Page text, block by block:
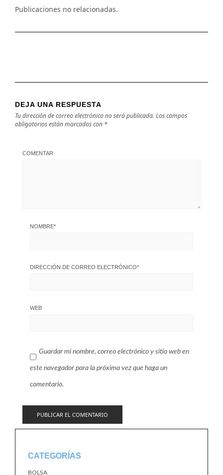
Publicaciones no relacionadas.
DEJA UNA RESPUESTA
Tu dirección de correo electrónico no será publicada. Los campos
obligatorios están marcados con *
COMENTAR
NOMBRE*
DIRECCIÓN DE CORREO ELECTRÓNICO*
WEB
Guardar mi nombre, correo electrónico y sitio web en
este navegador para la próxima vez que haga un
comentario.
CATEGORÍAS
BOLSA